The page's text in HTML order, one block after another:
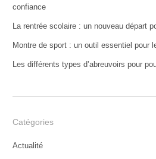
confiance
La rentrée scolaire : un nouveau départ
Montre de sport : un outil essentiel pour
Les différents types d’abreuvoirs pour
Catégories
Actualité